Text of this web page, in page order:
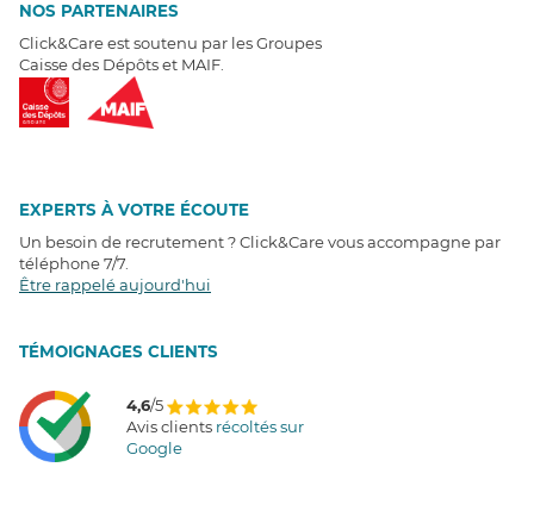
NOS PARTENAIRES
Click&Care est soutenu par les Groupes
Caisse des Dépôts et MAIF.
EXPERTS À VOTRE ÉCOUTE
Un besoin de recrutement ? Click&Care vous accompagne par
téléphone 7/7
Être rappelé aujourd'hui
TÉMOIGNAGES CLIENTS
4,6/5
Avis clients récoltés sur
Google